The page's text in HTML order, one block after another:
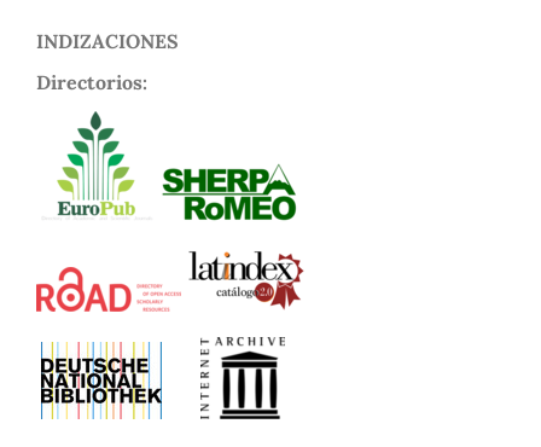
INDIZACIONES
Directorios: